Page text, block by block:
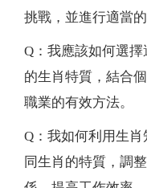
挑戰，並進行適當
Q：我應該如何選
的生肖特質，結合
職業的有效方法。
Q：我如何利用生
同生肖的特質，調